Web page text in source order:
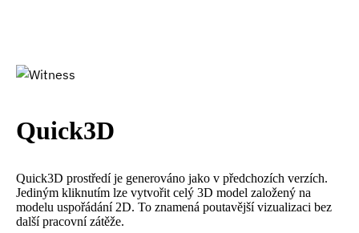
Quick3D
Quick3D prostředí je generováno jako v předchozích verzích.
Jediným kliknutím lze vytvořit celý 3D model založený na
modelu uspořádání 2D. To znamená poutavější vizualizaci bez
další pracovní zátěže.